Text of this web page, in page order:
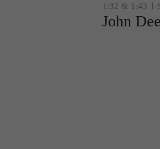
1:32 & 1:43